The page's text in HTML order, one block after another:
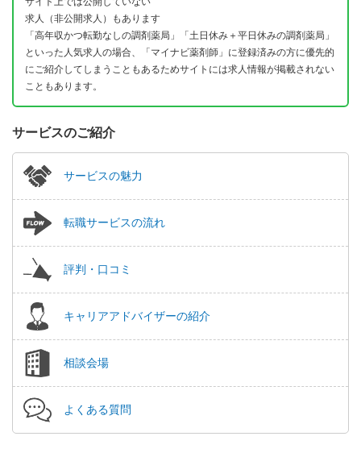
求人（非公開求人）もあります
「高年収かつ転勤なしの調剤薬局」「土日休み＋平日休みの調剤薬局」
といった人気求人の場合、「マイナビ薬剤師」に登録済みの方に優先的
にご紹介してしまうこともあるためサイトには求人情報が掲載されない
こともあります。
サービスのご紹介
サービスの魅力
転職サービスの流れ
評判・口コミ
キャリアアドバイザーの紹介
相談会場
よくある質問